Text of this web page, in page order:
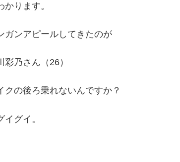
ります。
ガンアピールしてきたのが
乃さん（26）
の後ろ乗れないんですか？
グイ。